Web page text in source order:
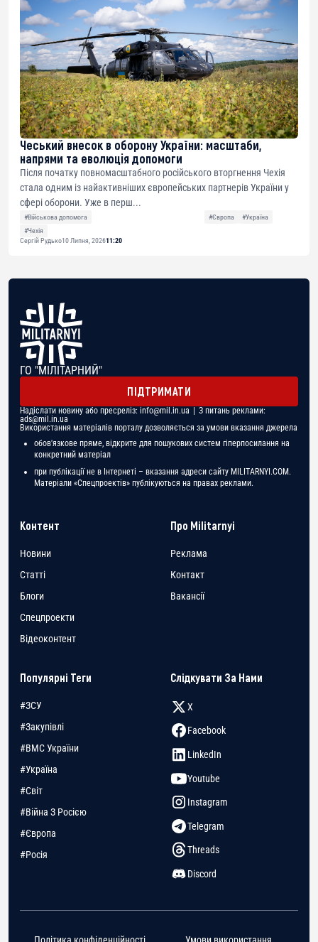
Чеський внесок в оборону України: масштаби,
напрями та еволюція допомоги
Після початку повномасштабного російського вторгнення Чехія
стала одним із найактивніших європейських партнерів України у
сфері оборони. Уже в перш...
#Військова допомога #Європа
#Україна
#Чехія
Сергій Рудько10 Липня, 202611:20
ГО "МІЛІТАРНИЙ"
ПІДТРИМАТИ
Надіслати новину або пресреліз: info@mil.in.ua | З питань реклами:
ads@mil.in.ua
Використання матеріалів порталу дозволяється за умови вказання джерела
обов'язкове пряме, відкрите для пошукових систем гіперпосилання на
конкретний матеріал
при публікації не в Інтернеті – вказання адреси сайту MILITARNYI.COM.
Матеріали «Спецпроектів» публікуються на правах реклами.
Контент
Новини
Статті
Блоги
Спецпроекти
Відеоконтент
Про Militarnyi
Реклама
Контакт
Вакансії
Популярні Теги
#ЗСУ
#Закупівлі
#ВМС України
#Україна
#Світ
#Війна З Росією
#Європа
#Росія
Слідкувати За Нами
X
Facebook
LinkedIn
Youtube
Instagram
Telegram
Threads
Discord
Політика конфіденційності Умови використання